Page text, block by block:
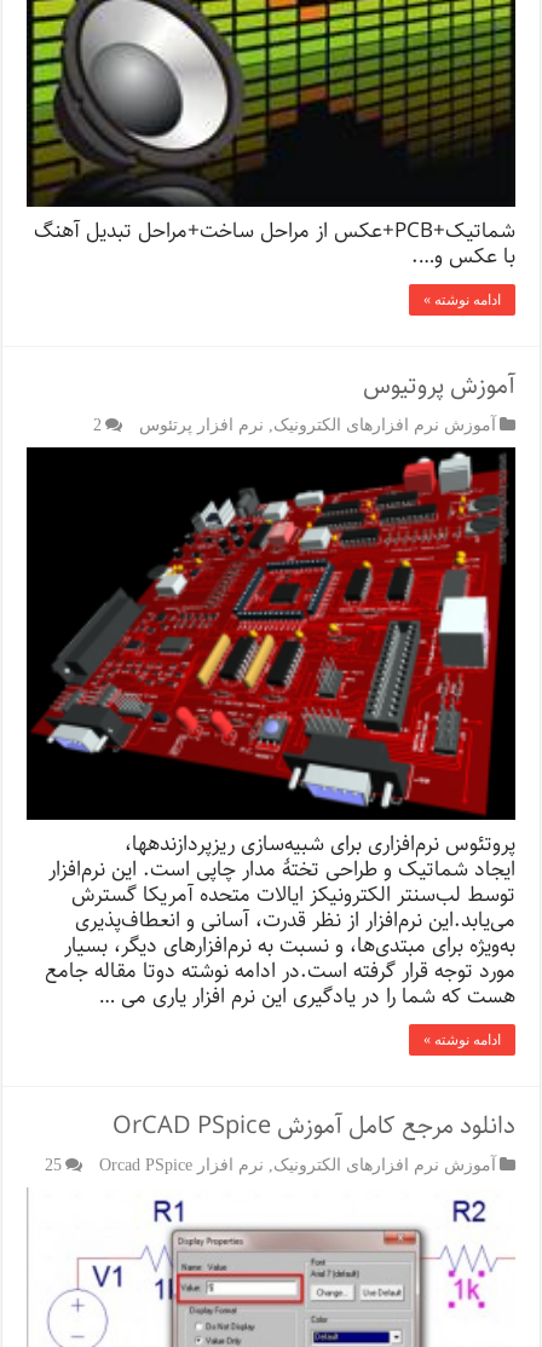
شماتیک+PCB+عکس از مراحل ساخت+مراحل تبدیل آهنگ
با عکس و….
ادامه نوشته »
آموزش پروتیوس
آموزش نرم افزارهای الکترونیک نرم افزار پرتئوس 2
پروتئوس نرم‌افزاری برای شبیه‌سازی ریزپردازندهها،
ایجاد شماتیک و طراحی تختهٔ مدار چاپی است. این نرم‌افزار
توسط لب‌سنتر الکترونیکز ایالات متحده آمریکا گسترش
می‌یابد.این نرم‌افزار از نظر قدرت، آسانی و انعطاف‌پذیری
به‌ویژه برای مبتدی‌ها، و نسبت به نرم‌افزارهای دیگر، بسیار
مورد توجه قرار گرفته است.در ادامه نوشته دوتا مقاله جامع
هست که شما را در یادگیری این نرم افزار یاری می …
ادامه نوشته »
دانلود مرجع کامل آموزش OrCAD PSpice
آموزش نرم افزارهای الکترونیک نرم افزار Orcad PSpice 25